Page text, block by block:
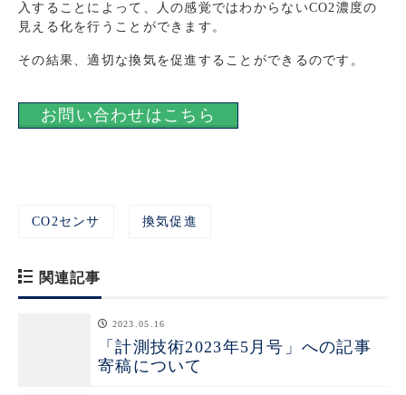
入することによって、人の感覚ではわからないCO2濃度の
見える化を行うことができます。
その結果、適切な換気を促進することができるのです。
お問い合わせはこちら
CO2センサ 換気促進
関連記事
2023.05.16
「計測技術2023年5月号」への記事
寄稿について